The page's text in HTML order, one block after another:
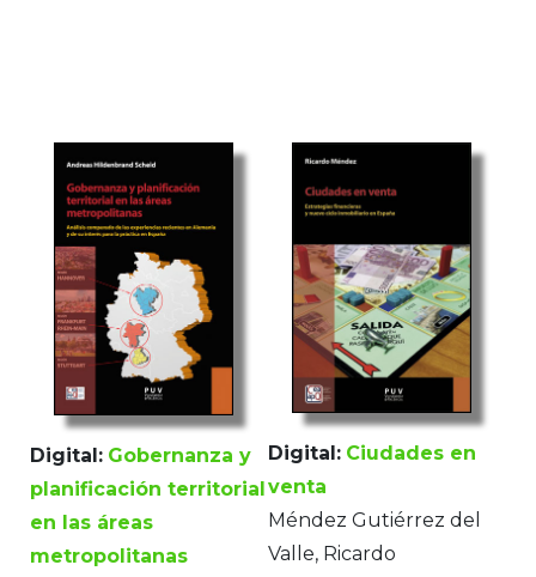
Digital: Gobernanza y
planificación territorial
en las áreas
metropolitanas
Digital: Ciudades en
venta
Méndez Gutiérrez del
Valle, Ricardo